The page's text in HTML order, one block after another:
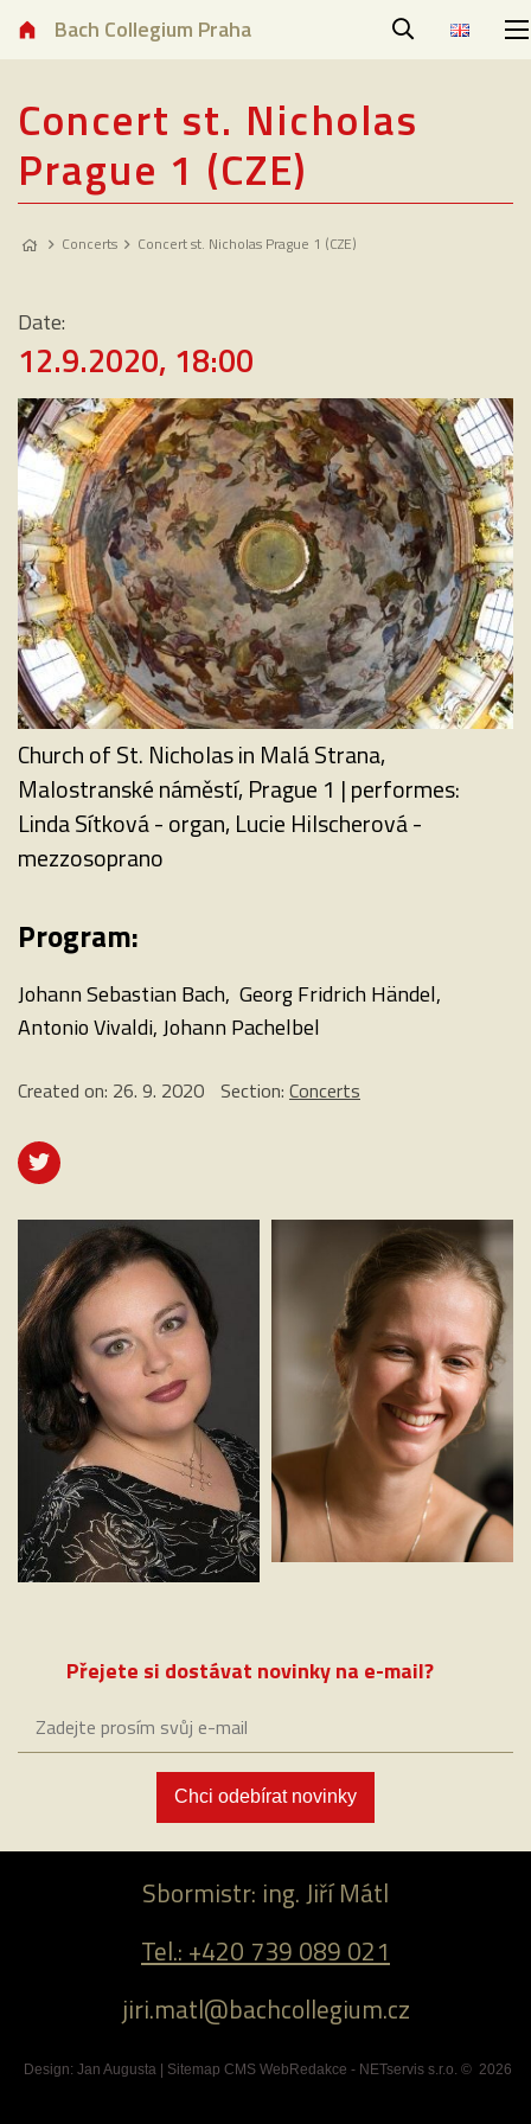
Bach Collegium Praha
Concert st. Nicholas
Prague 1 (CZE)
Concerts Concert st. Nicholas Prague 1 (CZE)
Date:
12.9.2020, 18:00
Church of St. Nicholas in Malá Strana,
Malostranské náměstí, Prague 1 | performes:
Linda Sítková - organ, Lucie Hilscherová -
mezzosoprano
Program:
Johann Sebastian Bach, Georg Fridrich Händel,
Antonio Vivaldi, Johann Pachelbel
Created on: 26. 9. 2020 Section: Concerts
Přejete si dostávat novinky na e-mail?
Chci odebírat novinky
Sbormistr: ing. Jiří Mátl
Tel.: +420 739 089 021
jiri.matl@bachcollegium.cz
Design: Jan Augusta| Sitemap CMS WebRedakce - NETservis s.r.o. © 2026